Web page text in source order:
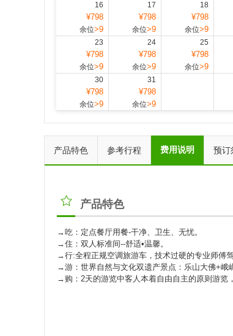
16
¥798
余位>9
17
¥798
余位>9
18
¥798
余位>9
23
¥798
余位>9
24
¥798
余位>9
25
¥798
余位>9
30
¥798
余位>9
31
¥798
余位>9
产品特色 参考行程 费用说明 预订
产品特色
→吃：定点餐厅用餐-干净、卫生、
→住：双人标准间--舒适•温馨。
→行:全程正规空调旅游车，技术过硬的专业师傅
→游：世界自然与文化双遗产景点：乐山大佛+峨
→购：2天的游览中客人本着自由自主的原则游览